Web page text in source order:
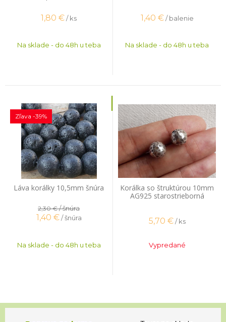
1,80 €/ ks
Na sklade - do 48h u teba
1,40 € / balenie
Na sklade - do 48h u teba
Láva korálky 10,5mm šnúra
Zľava -39%
2,30 €/ šnúra
1,40 € / šnúra
Na sklade - do 48h u teba
Korálka so štruktúrou 10mm
AG925 starostrieborná
5,70 € / ks
Vypredané